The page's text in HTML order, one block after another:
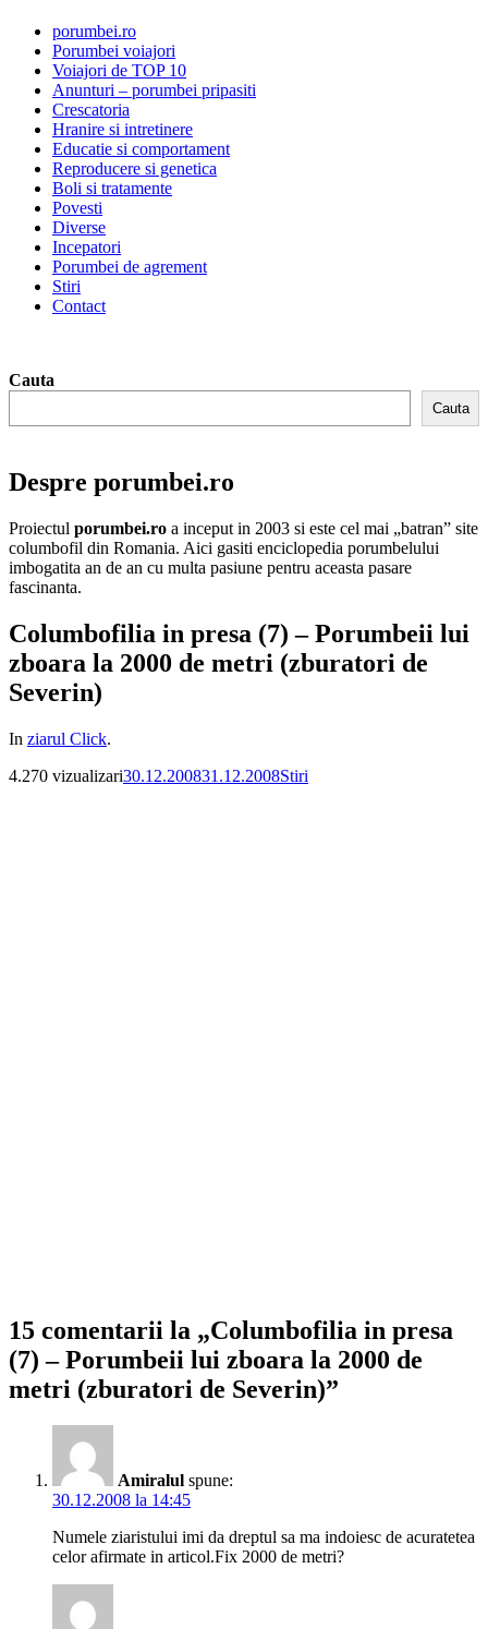
porumbei.ro
Porumbei voiajori
Voiajori de TOP 10
Anunturi – porumbei pripasiti
Crescatoria
Hranire si intretinere
Educatie si comportament
Reproducere si genetica
Boli si tratamente
Povesti
Diverse
Incepatori
Porumbei de agrement
Stiri
Contact
Cauta
Cauta
Despre porumbei.ro
Proiectul porumbei.ro a inceput in 2003 si este cel mai „batran” site
columbofil din Romania. Aici gasiti enciclopedia porumbelului
imbogatita an de an cu multa pasiune pentru aceasta pasare
fascinanta.
Columbofilia in presa (7) – Porumbeii lui
zboara la 2000 de metri (zburatori de
Severin)
In ziarul Click.
4.270 vizualizariPublicat
30.12.200831.12.2008Categorii
Stiri
15 comentarii la „Columbofilia in presa
(7) – Porumbeii lui zboara la 2000 de
metri (zburatori de Severin)”
Amiralul spune:
30.12.2008 la 14:45
Numele ziaristului imi da dreptul sa ma indoiesc de acuratetea
celor afirmate in articol.Fix 2000 de metri?